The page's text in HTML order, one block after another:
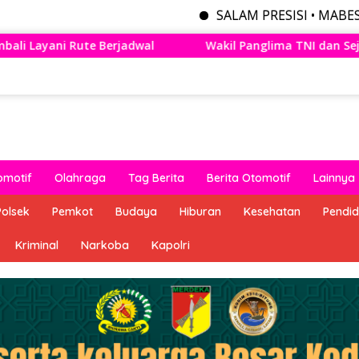
SALAM PRESISI • MABES POLRI
Wakil Panglima TNI dan Sejumlah Pejabat Negara Terima
Olahraga Tag Berita Berita Otomotif Lainnya
Pemkot Budaya Hiburan Kesehatan
Kriminal Narkoba Kapolri